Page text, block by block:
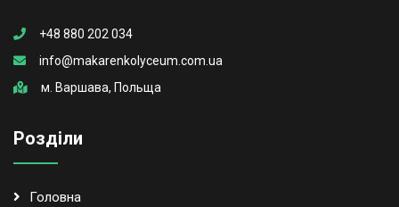
+48 880 202 034
info@makarenkolyceum.com.ua
м. Варшава, Польща
Розділи
Головна